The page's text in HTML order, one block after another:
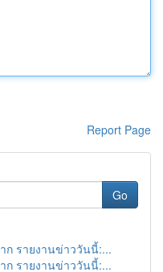
Report Page
Go
ก รายงานข่าววันนี้:...
ก รายงานข่าววันนี้:...